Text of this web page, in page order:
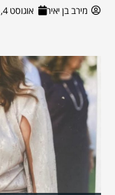
מירב בן יאיר אוגוסט 4, 2026